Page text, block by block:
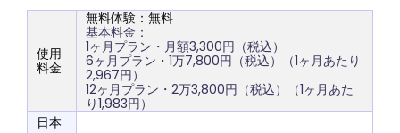
使用
料金
無料体験：無料
基本料金：
1ヶ月プラン・月額3,300円（税込）
6ヶ月プラン・1万7,800円（税込）（1ヶ月あたり
2,967円）
12ヶ月プラン・2万3,800円（税込）（1ヶ月あた
り1,983円）
日本